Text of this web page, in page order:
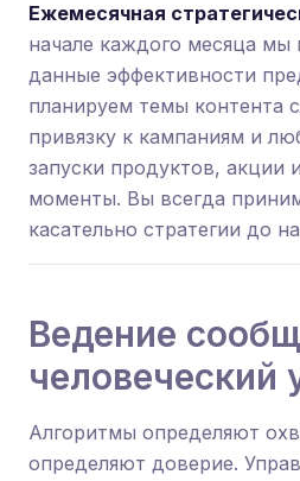
Ежемесячная
начале каждого месяца мы
данные эффективности
планируем темы контента
привязку к кампаниям и
запуски продуктов, акции
моменты. Вы всегда
касательно стратегии до
Ведение
человеческий
Алгоритмы определяют
определяют доверие.